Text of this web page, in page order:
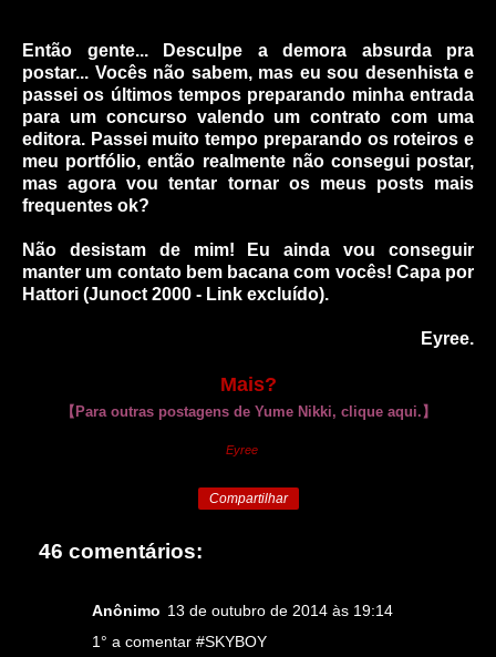
Então gente... Desculpe a demora absurda pra
postar... Vocês não sabem, mas eu sou desenhista e
passei os últimos tempos preparando minha entrada
para um concurso valendo um contrato com uma
editora. Passei muito tempo preparando os roteiros e
meu portfólio, então realmente não consegui postar,
mas agora vou tentar tornar os meus posts mais
frequentes ok?
Não desistam de mim! Eu ainda vou conseguir
manter um contato bem bacana com vocês! Capa por
Hattori (Junoct 2000 - Link excluído).
Eyree.
Mais?
【Para outras postagens de Yume Nikki, clique aqui. 】
Eyree
Compartilhar
46 comentários:
Anônimo 13 de outubro de 2014 às 19:14
1° a comentar #SKYBOY